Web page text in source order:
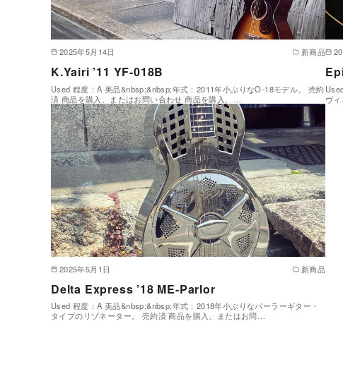
2025年5月14日 新商品
K.Yairi ’11 YF-018B
Used 程度：A 美品&nbsp;&nbsp;年式：2011年小ぶりなO-18モデル。 売約
済 商品を購入、またはお問い合わせ 商品を購入、…
ヴ
2025年5月1日 新商品
Delta Express ’18 ME-Parlor
Used 程度：A 美品&nbsp;&nbsp;年式：2018年小ぶりなパーラーギター・
タイプのリゾネーター。 売約済 商品を購入、またはお問…